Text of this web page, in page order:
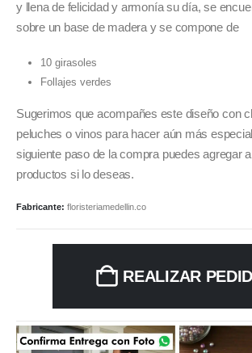
y llena de felicidad y armonía su día, se
sobre un base de madera y se compone de
10 girasoles
Follajes verdes
Sugerimos que acompañes este diseño con
peluches o vinos para hacer aún más
siguiente paso de la compra puedes agregar
productos si lo deseas.
Fabricante: floristeriamedellin.co
REALIZAR